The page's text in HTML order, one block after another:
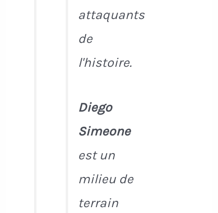
attaquants
de
l'histoire.
Diego
Simeone
est un
milieu de
terrain